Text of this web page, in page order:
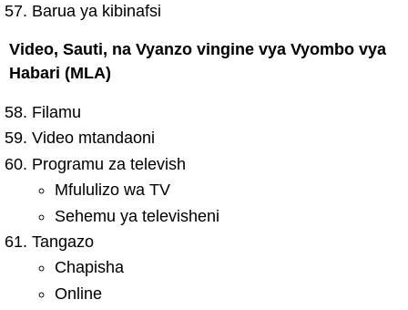
Barua ya kibinafsi
Video, Sauti, na Vyanzo vingine vya Vyombo vya
Habari (MLA)
Filamu
Video mtandaoni
Programu za televish
Mfululizo wa TV
Sehemu ya televisheni
Tangazo
Chapisha
Online